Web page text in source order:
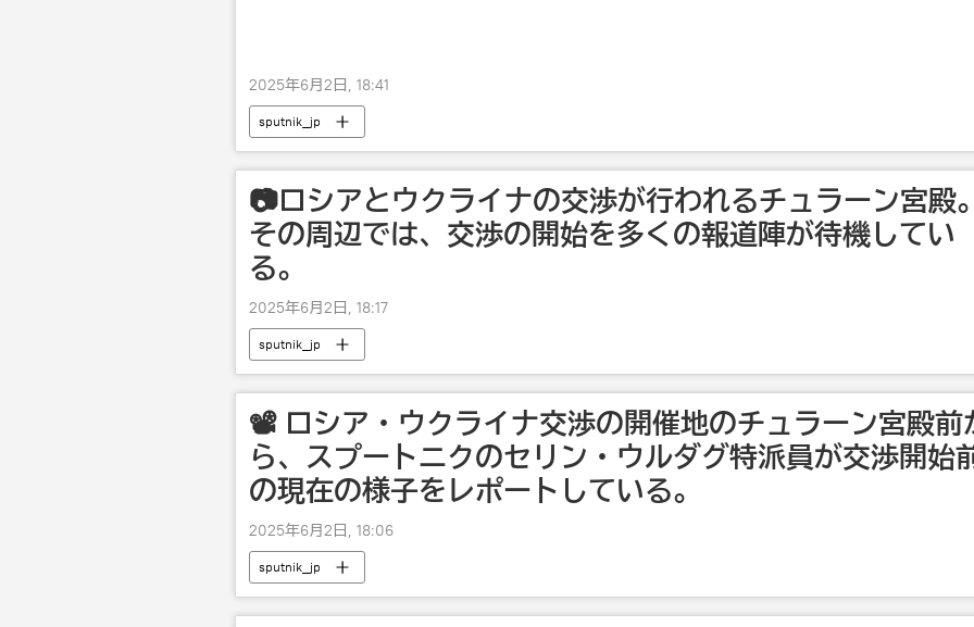
2025年6月2日, 18:41
sputnik_jp
📷ロシアとウクライナの交渉が行われるチュラーン宮殿
その周辺では、交渉の開始を多くの報道陣が待機してい
る。
2025年6月2日, 18:17
sputnik_jp
📽️ ロシア・ウクライナ交渉の開催地のチュラーン宮殿前
ら、スプートニクのセリン・ウルダグ特派員が交渉開始
の現在の様子をレポートしている。
2025年6月2日, 18:06
sputnik_jp